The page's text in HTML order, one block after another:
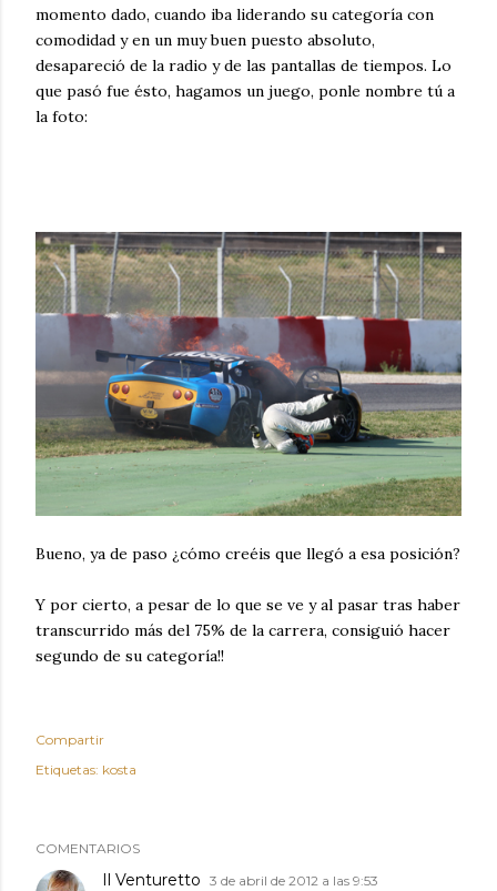
momento dado, cuando iba liderando su categoría con
comodidad y en un muy buen puesto absoluto,
desapareció de la radio y de las pantallas de tiempos. Lo
que pasó fue ésto, hagamos un juego, ponle nombre tú a
la foto:
Bueno, ya de paso ¿cómo creéis que llegó a esa posición?
Y por cierto, a pesar de lo que se ve y al pasar tras haber
transcurrido más del 75% de la carrera, consiguió hacer
segundo de su categoría!!
Compartir
Etiquetas: kosta
COMENTARIOS
Il Venturetto 3 de abril de 2012 a las 9:53